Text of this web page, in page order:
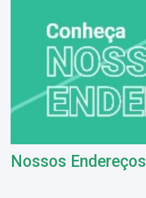
Nossos Endereços